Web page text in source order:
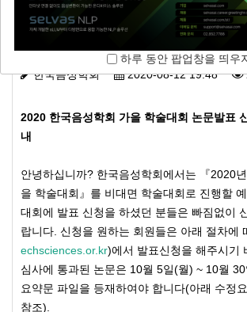
[가을 학술대회] 2020 한국음성
학술대회 논문발표 신청 (홈페
한국음성학회 2020-08-12 19:48
2020 한국음성학회 가을 학술대회 논문발표
내
안녕하십니까? 한국음성학회에서는 『2020
을 학술대회』를 비대면 학술대회로 진행할
대회에 발표 신청을 하셨던 분들은 빠짐없이
랍니다. 신청을 원하는 회원들은 아래 절차에
echsciences.or.kr)에서 발표신청을 해주시기
심사에 통과된 논문은 10월 5일(월) ~ 10월
요약문 파일을 등재하여야 합니다(아래 수정
참조).
하루 동안 팝업창을 띄우
하루 동안 팝업창을 띄우
하루 동안 팝업창을 띄우
하루 동안 팝업창을 띄우